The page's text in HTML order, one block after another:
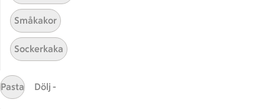
Här hittar du alla goda recept du har sparat och
Småkakor
Sockerkaka
Pasta Dölj -